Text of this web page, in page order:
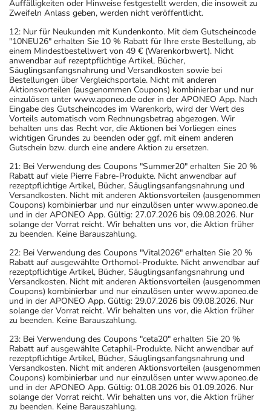
Auffälligkeiten oder Hinweise festgestellt werden, die insoweit zu
Zweifeln Anlass geben, werden nicht veröffentlicht.
12: Nur für Neukunden mit Kundenkonto. Mit dem Gutscheincode
"10NEU26" erhalten Sie 10 % Rabatt für Ihre erste Bestellung, ab
einem Mindestbestellwert von 49 € (Warenkorbwert). Nicht
anwendbar auf rezeptpflichtige Artikel, Bücher,
Säuglingsanfangsnahrung und Versandkosten sowie bei
Bestellungen über Vergleichsportale. Nicht mit anderen
Aktionsvorteilen (ausgenommen Coupons) kombinierbar und nur
einzulösen unter www.aponeo.de oder in der APONEO App. Nach
Eingabe des Gutscheincodes im Warenkorb, wird der Wert des
Vorteils automatisch vom Rechnungsbetrag abgezogen. Wir
behalten uns das Recht vor, die Aktionen bei Vorliegen eines
wichtigen Grundes zu beenden oder ggf. mit einem anderen
Gutschein bzw. durch eine andere Aktion zu ersetzen.
21: Bei Verwendung des Coupons "Summer20" erhalten Sie 20 %
Rabatt auf viele Pierre Fabre-Produkte. Nicht anwendbar auf
rezeptpflichtige Artikel, Bücher, Säuglingsanfangsnahrung und
Versandkosten. Nicht mit anderen Aktionsvorteilen (ausgenommen
Coupons) kombinierbar und nur einzulösen unter www.aponeo.de
und in der APONEO App. Gültig: 27.07.2026 bis 09.08.2026. Nur
solange der Vorrat reicht. Wir behalten uns vor, die Aktion früher
zu beenden. Keine Barauszahlung.
22: Bei Verwendung des Coupons "Vital2026" erhalten Sie 20 %
Rabatt auf ausgewählte Orthomol-Produkte. Nicht anwendbar auf
rezeptpflichtige Artikel, Bücher, Säuglingsanfangsnahrung und
Versandkosten. Nicht mit anderen Aktionsvorteilen (ausgenommen
Coupons) kombinierbar und nur einzulösen unter www.aponeo.de
und in der APONEO App. Gültig: 29.07.2026 bis 09.08.2026. Nur
solange der Vorrat reicht. Wir behalten uns vor, die Aktion früher
zu beenden. Keine Barauszahlung.
23: Bei Verwendung des Coupons "ceta20" erhalten Sie 20 %
Rabatt auf ausgewählte Cetaphil-Produkte. Nicht anwendbar auf
rezeptpflichtige Artikel, Bücher, Säuglingsanfangsnahrung und
Versandkosten. Nicht mit anderen Aktionsvorteilen (ausgenommen
Coupons) kombinierbar und nur einzulösen unter www.aponeo.de
und in der APONEO App. Gültig: 01.08.2026 bis 01.09.2026. Nur
solange der Vorrat reicht. Wir behalten uns vor, die Aktion früher
zu beenden. Keine Barauszahlung.